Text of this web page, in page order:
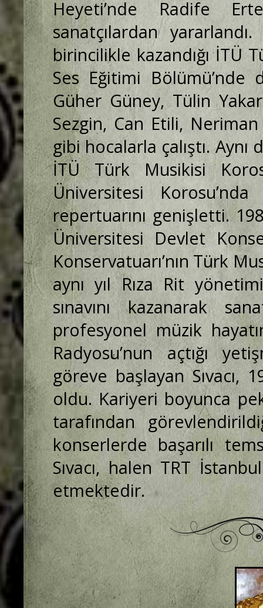
Heyeti’nde Radife
sanatçılardan
birincilikle kazandığı İTÜ
Ses Eğitimi
Güher Güney, Tülin
Sezgin, Can Etili,
gibi hocalarla çalıştı. Aynı
İTÜ Türk Musikisi
Üniversitesi Korosu’nda
repertuarını genişletti.
Üniversitesi Devlet
Konservatuarı’nın Türk
aynı yıl Rıza Rit
sınavını kazanarak
profesyonel müzik
Radyosu’nun açtığı
göreve başlayan Sıvacı,
oldu. Kariyeri boyunca
tarafından
konserlerde başarılı
Sıvacı, halen TRT
etmektedir.